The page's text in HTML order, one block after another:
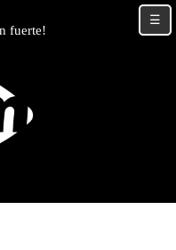
fuerte!
☰